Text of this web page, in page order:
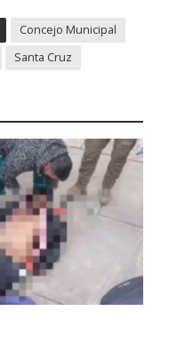
Concejo Municipal
Santa Cruz